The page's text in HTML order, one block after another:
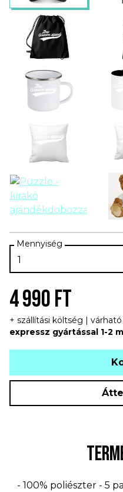
4 990 FT
+ szállítási költség |
expressz gyártással 1-2
- 100% poliészter - 5